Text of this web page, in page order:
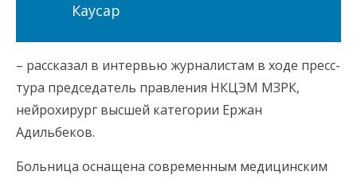
Каусар
– рассказал в интервью журналистам в ходе пресс-
тура председатель правления НКЦЭМ МЗРК,
нейрохирург высшей категории Ержан
Адильбеков.
Больница оснащена современным медицинским